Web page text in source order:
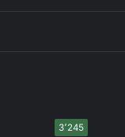
3٬245